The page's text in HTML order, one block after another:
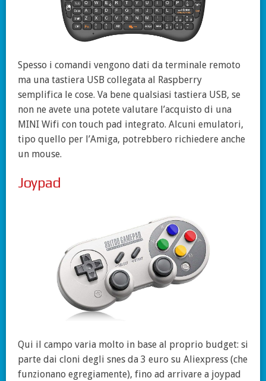
Spesso i comandi vengono dati da terminale remoto
ma una tastiera USB collegata al Raspberry
semplifica le cose. Va bene qualsiasi tastiera USB, se
non ne avete una potete valutare l’acquisto di una
MINI Wifi con touch pad integrato. Alcuni emulatori,
tipo quello per l’Amiga, potrebbero richiedere anche
un mouse.
Joypad
Qui il campo varia molto in base al proprio budget: si
parte dai cloni degli snes da 3 euro su Aliexpress (che
funzionano egregiamente), fino ad arrivare a joypad